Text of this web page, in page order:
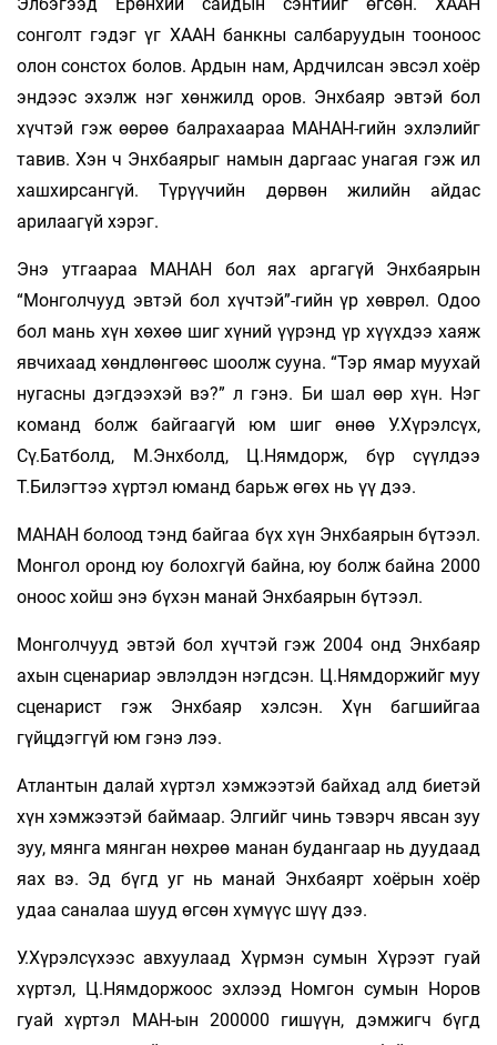
сонголт гэдэг үг ХААН банкны салбаруудын тооноос
олон сонстох болов. Ардын нам, Ардчилсан эвсэл хоёр
эндээс эхэлж нэг хөнжилд оров. Энхбаяр эвтэй бол
хүчтэй гэж өөрөө балрахаараа МАНАН-гийн эхлэлийг
тавив. Хэн ч Энхбаярыг намын даргаас унагая гэж ил
хашхирсангүй. Түрүүчийн дөрвөн жилийн айдас
арилаагүй хэрэг.
Энэ утгаараа МАНАН бол яах аргагүй Энхбаярын
“Монголчууд эвтэй бол хүчтэй”-гийн үр хөврөл. Одоо
бол мань хүн хөхөө шиг хүний үүрэнд үр хүүхдээ хаяж
явчихаад хөндлөнгөөс шоолж сууна. “Тэр ямар муухай
нугасны дэгдээхэй вэ?” л гэнэ. Би шал өөр хүн. Нэг
команд болж байгаагүй юм шиг өнөө У.Хүрэлсүх,
Сү.Батболд, М.Энхболд, Ц.Нямдорж, бүр сүүлдээ
Т.Билэгтээ хүртэл юманд барьж өгөх нь үү дээ.
МАНАН болоод тэнд байгаа бүх хүн Энхбаярын бүтээл.
Монгол оронд юу болохгүй байна, юу болж байна 2000
оноос хойш энэ бүхэн манай Энхбаярын бүтээл.
Монголчууд эвтэй бол хүчтэй гэж 2004 онд Энхбаяр
ахын сценариар эвлэлдэн нэгдсэн. Ц.Нямдоржийг муу
сценарист гэж Энхбаяр хэлсэн. Хүн багшийгаа
гүйцдэггүй юм гэнэ лээ.
Атлантын далай хүртэл хэмжээтэй байхад алд биетэй
хүн хэмжээтэй баймаар. Элгийг чинь тэвэрч явсан зуу
зуу, мянга мянган нөхрөө манан будангаар нь дуудаад
яах вэ. Эд бүгд уг нь манай Энхбаярт хоёрын хоёр
удаа саналаа шууд өгсөн хүмүүс шүү дээ.
У.Хүрэлсүхээс авхуулаад Хүрмэн сумын Хүрээт гуай
хүртэл, Ц.Нямдоржоос эхлээд Номгон сумын Норов
гуай хүртэл МАН-ын 200000 гишүүн, дэмжигч бүгд